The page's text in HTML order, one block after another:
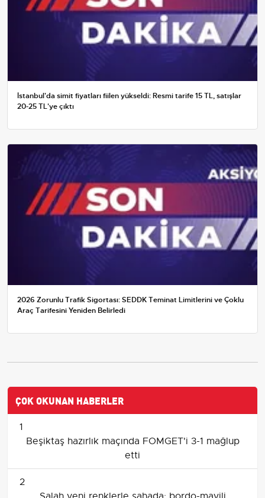
İstanbul'da simit fiyatları fiilen yükseldi: Resmi tarife 15 TL, satışlar
20-25 TL'ye çıktı
2026 Zorunlu Trafik Sigortası: SEDDK Teminat Limitlerini ve Çoklu
Araç Tarifesini Yeniden Belirledi
ÇOK OKUNAN HABERLER
1
Beşiktaş hazırlık maçında FOMGET'i 3-1 mağlup
etti
2